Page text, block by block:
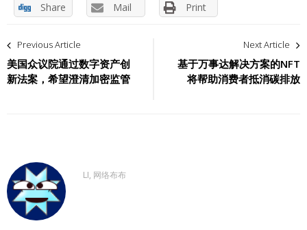
Share Mail Print
文
章
导
Previous Article
美国众议院通过数字资产创
新法案，希望澄清加密监管
Next Article
基于万事达解决方案的NFT
将帮助消费者抵消碳排放
LI, 网络布布